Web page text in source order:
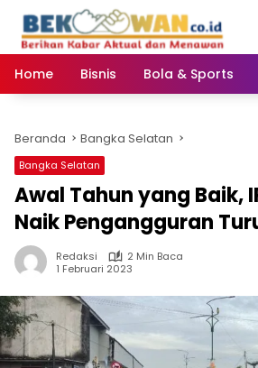
konten
Home
Bisnis Bola & Sports
Beranda Bangka Selatan
Bangka Selatan
Awal Tahun yang Baik,
Naik Pengangguran
Redaksi
2 Min Baca
1 Februari 2023